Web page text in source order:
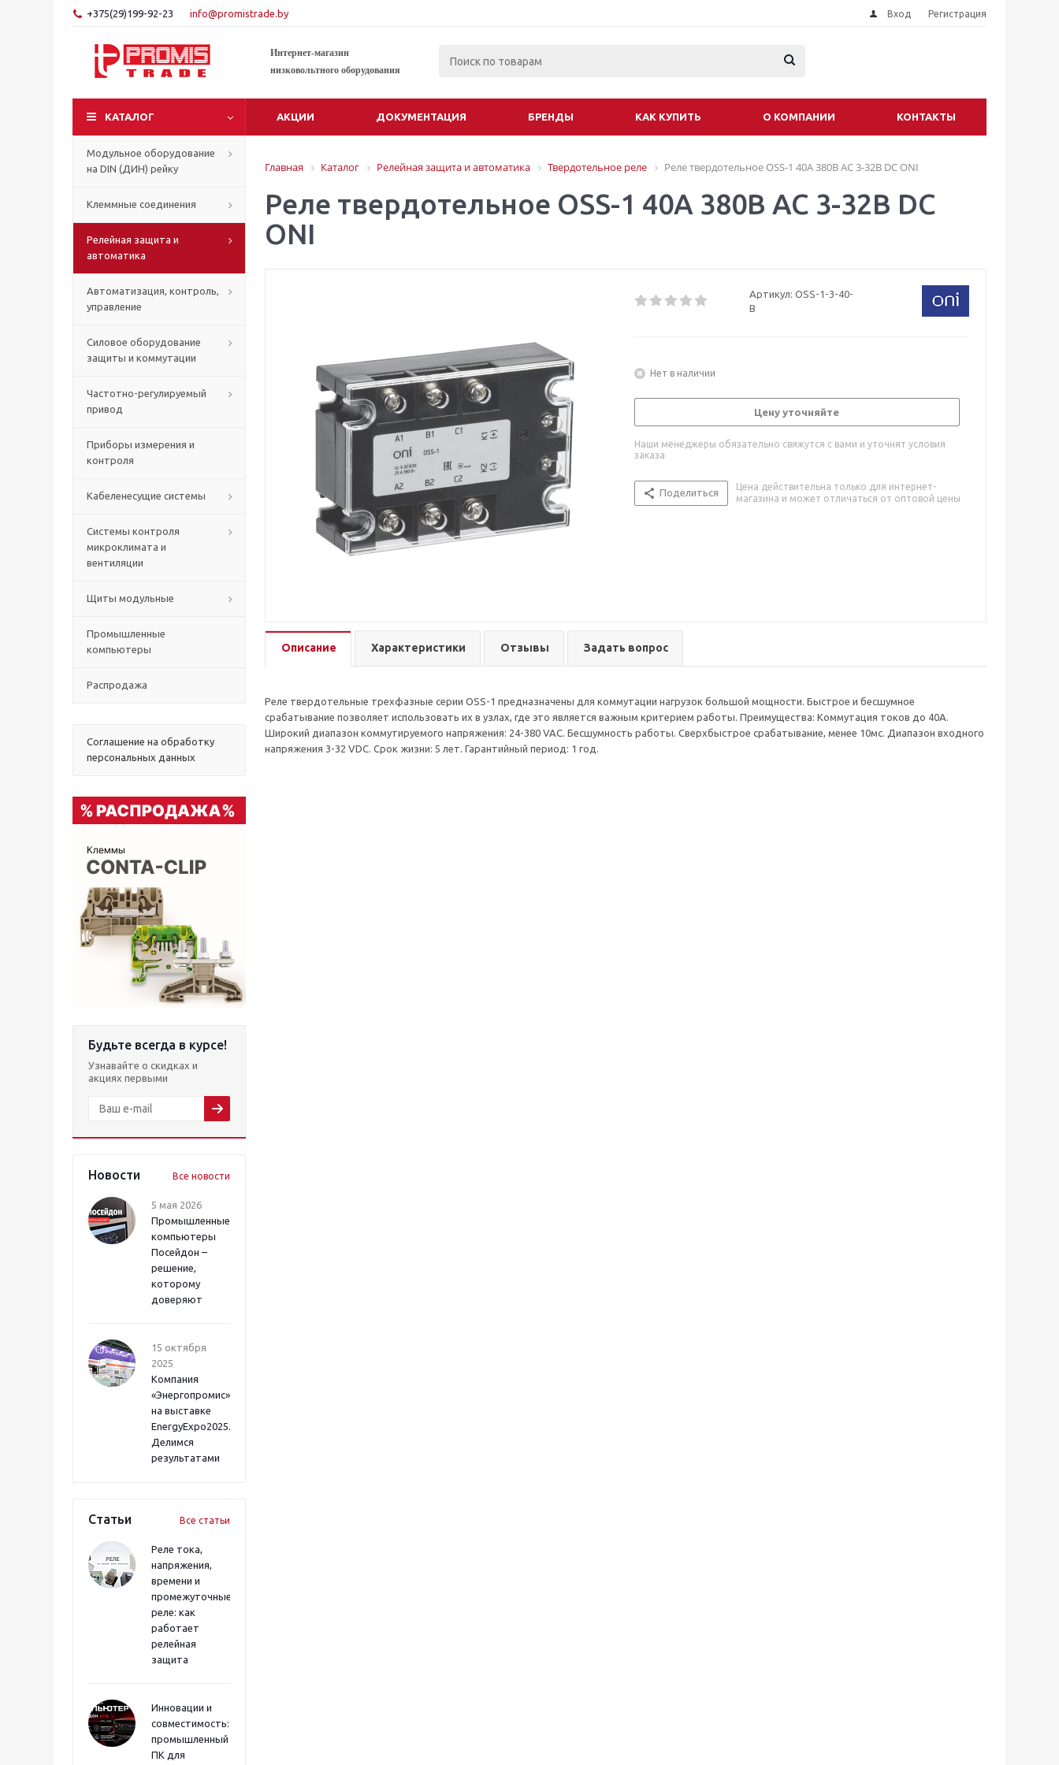
+375(29)199-92-23 info@promistrade.by Вход Регистрация
Интернет-магазин
низковольтного оборудования
КАТАЛОГ АКЦИИ ДОКУМЕНТАЦИЯ БРЕНДЫ КАК КУПИТЬ О КОМПАНИИ КОНТАКТЫ
Модульное оборудование
на DIN (ДИН) рейку
Клеммные соединения
Релейная защита и
автоматика
Автоматизация, контроль,
управление
Силовое оборудование
защиты и коммутации
Частотно-регулируемый
привод
Приборы измерения и
контроля
Кабеленесущие системы
Системы контроля
микроклимата и
вентиляции
Щиты модульные
Промышленные
компьютеры
Распродажа
Соглашение на обработку
персональных данных
Будьте всегда в курсе!
Узнавайте о скидках и
акциях первыми
Новости Все новости
5 мая 2026
Промышленные
компьютеры
Посейдон –
решение,
которому
доверяют
15 октября
2025
Компания
«Энергопромис»
на выставке
EnergyExpo2025.
Делимся
результатами
Статьи Все статьи
Реле тока,
напряжения,
времени и
промежуточные
реле: как
работает
релейная
защита
Инновации и
совместимость:
промышленный
ПК для
Главная Каталог Релейная защита и автоматика Твердотельное реле Реле твердотельное OSS-1 40А 380В AC 3-32В DC ONI
Реле твердотельное OSS-1 40А 380В AC 3-32В DC
ONI
Артикул: OSS-1-3-40-
B
Нет в наличии
Цену уточняйте
Наши менеджеры обязательно свяжутся с вами и уточнят условия
заказа
Поделиться
Цена действительна только для интернет-
магазина и может отличаться от оптовой цены
Описание Характеристики Отзывы Задать вопрос
Реле твердотельные трехфазные серии OSS-1 предназначены для коммутации нагрузок большой мощности. Быстрое и бесшумное
срабатывание позволяет использовать их в узлах, где это является важным критерием работы. Преимущества: Коммутация токов до 40А.
Широкий диапазон коммутируемого напряжения: 24-380 VAC. Бесшумность работы. Сверхбыстрое срабатывание, менее 10мс. Диапазон входного
напряжения 3-32 VDC. Срок жизни: 5 лет. Гарантийный период: 1 год.